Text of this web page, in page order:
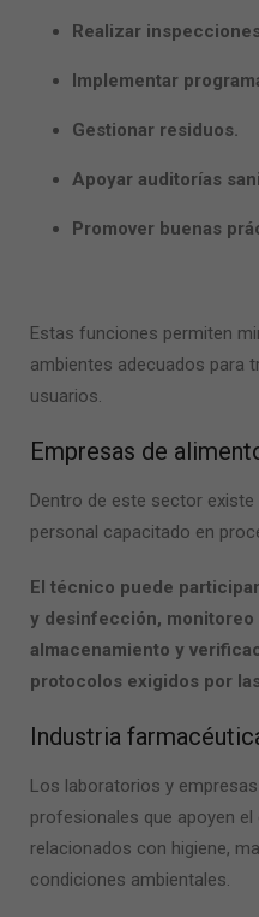
Realizar
Implementar
Gestionar residuos.
Apoyar auditorías
Promover buenas
Estas funciones permiten
ambientes adecuados para
usuarios.
Empresas de
Dentro de este sector
personal capacitado en
El técnico puede
y desinfección,
almacenamiento y
protocolos exigidos por
Industria
Los laboratorios y
profesionales que apoyen
relacionados con higiene,
condiciones ambientales.